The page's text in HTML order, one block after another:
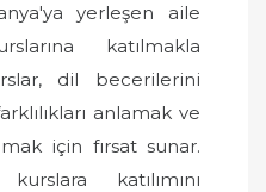
yerleşen aile
katılmakla
dil becerilerini
anlamak ve
için fırsat sunar.
katılımını